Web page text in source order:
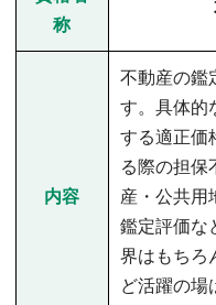
称
内容
不動産の鑑
す。具体的
する適正価
る際の担保
産・公共用
鑑定評価な
界はもちろ
ど活躍の場